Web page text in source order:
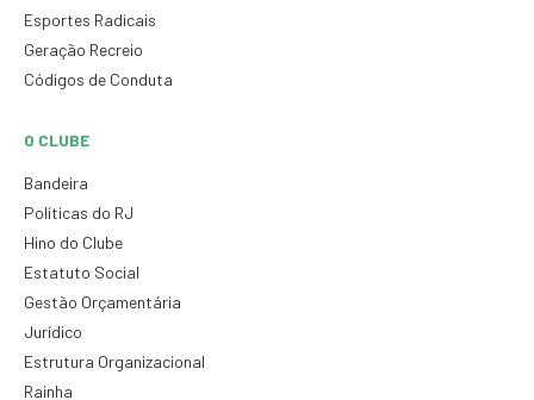
Esportes Radicais
Geração Recreio
Códigos de Conduta
O CLUBE
Bandeira
Políticas do RJ
Hino do Clube
Estatuto Social
Gestão Orçamentária
Jurídico
Estrutura Organizacional
Rainha